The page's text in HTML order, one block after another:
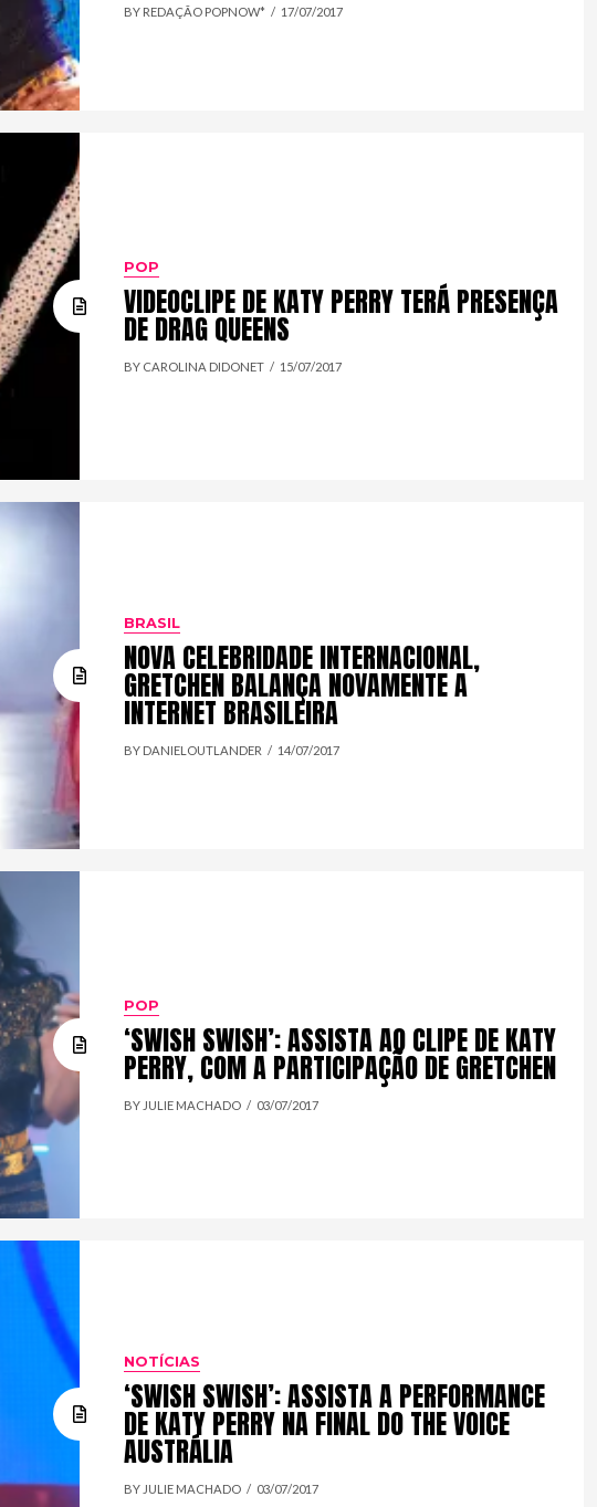
BY REDAÇÃO POPNOW* 17/07/2017
POP
VIDEOCLIPE DE KATY PERRY TERÁ PRESENÇA
DE DRAG QUEENS
BY CAROLINA DIDONET 15/07/2017
BRASIL
NOVA CELEBRIDADE INTERNACIONAL,
GRETCHEN BALANÇA NOVAMENTE A
INTERNET BRASILEIRA
BY DANIELOUTLANDER 14/07/2017
POP
‘SWISH SWISH’: ASSISTA AO CLIPE DE KATY
PERRY, COM A PARTICIPAÇÃO DE GRETCHEN
BY JULIE MACHADO 03/07/2017
NOTÍCIAS
‘SWISH SWISH’: ASSISTA A PERFORMANCE
DE KATY PERRY NA FINAL DO THE VOICE
AUSTRÁLIA
BY JULIE MACHADO 03/07/2017